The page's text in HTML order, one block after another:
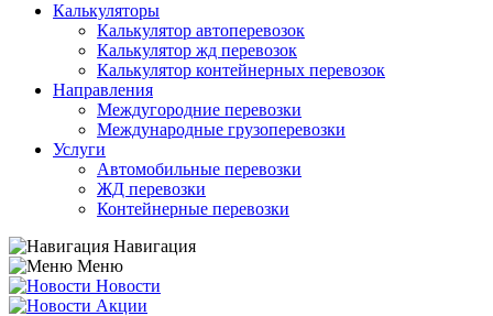
Калькуляторы
Калькулятор автоперевозок
Калькулятор жд перевозок
Калькулятор контейнерных перевозок
Направления
Междугородние перевозки
Международные грузоперевозки
Услуги
Автомобильные перевозки
ЖД перевозки
Контейнерные перевозки
Навигация
Меню
Новости
Акции